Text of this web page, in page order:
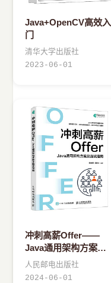
Java+OpenCV高效入
门
清华大学出版社
2023-06-01
冲刺高薪Offer——
Java通用架构方案及
面试指南
人民邮电出版社
2024-06-01